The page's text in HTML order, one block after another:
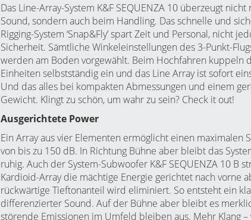
Das Line-Array-System K&F SEQUENZA 10 überzeugt
Sound, sondern auch beim Handling. Das schnelle und
Rigging-System ‘Snap&Fly’spart Zeit und Personal, nicht
Sicherheit. Sämtliche Winkeleinstellungen des 3-Punkt-
werden am Boden vorgewählt. Beim Hochfahren kuppeln
Einheiten selbstständig ein und das Line Array ist sofort
Und das alles bei kompakten Abmessungen und einem
Gewicht. Klingt zu schön, um wahr zu sein? Check it out!
Ausgerichtete Power
Ein Array aus vier Elementen ermöglicht einen maximalen
von bis zu 150 dB. In Richtung Bühne aber bleibt das
ruhig. Auch der System-Subwoofer K&F SEQUENZA 10 B
Kardioid-Array die mächtige Energie gerichtet nach vorne
rückwärtige Tieftonanteil wird eliminiert. So entsteht ein
differenzierter Sound. Auf der Bühne aber bleibt es
störende Emissionen im Umfeld bleiben aus. Mehr Klang